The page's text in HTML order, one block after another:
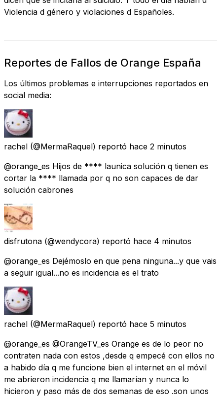
Violencia d género y violaciones d Españoles.
Reportes de Fallos de Orange España
Los últimos problemas e interrupciones reportados en
social media:
rachel (@MermaRaquel) reportó hace 2 minutos
@orange_es Hijos de **** launica solución q tienen es
cortar la **** llamada por q no son capaces de dar
solución cabrones
disfrutona (@wendycora) reportó hace 4 minutos
@orange_es Dejémoslo en que pena ninguna...y que vais
a seguir igual...no es incidencia es el trato
rachel (@MermaRaquel) reportó hace 5 minutos
@orange_es @OrangeTV_es Orange es de lo peor no
contraten nada con estos ,desde q empecé con ellos no
a habido día q me funcione bien el internet en el móvil
me abrieron incidencia q me llamarían y nunca lo
hicieron y paso más de dos semanas de eso .son unos